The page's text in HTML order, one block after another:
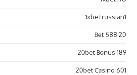
1xbet russian1
20 Bet 588
20bet Bonus 189
20bet Casino 601